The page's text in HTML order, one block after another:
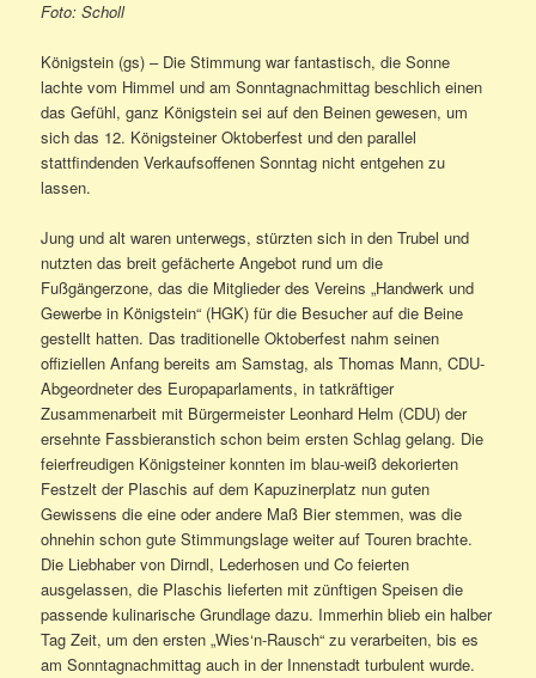
Foto: Scholl
Königstein (gs) – Die Stimmung war fantastisch, die Sonne
lachte vom Himmel und am Sonntagnachmittag beschlich einen
das Gefühl, ganz Königstein sei auf den Beinen gewesen, um
sich das 12. Königsteiner Oktoberfest und den parallel
stattfindenden Verkaufsoffenen Sonntag nicht entgehen zu
lassen.
Jung und alt waren unterwegs, stürzten sich in den Trubel und
nutzten das breit gefächerte Angebot rund um die
Fußgängerzone, das die Mitglieder des Vereins „Handwerk und
Gewerbe in Königstein“ (HGK) für die Besucher auf die Beine
gestellt hatten. Das traditionelle Oktoberfest nahm seinen
offiziellen Anfang bereits am Samstag, als Thomas Mann, CDU-
Abgeordneter des Europaparlaments, in tatkräftiger
Zusammenarbeit mit Bürgermeister Leonhard Helm (CDU) der
ersehnte Fassbieranstich schon beim ersten Schlag gelang. Die
feierfreudigen Königsteiner konnten im blau-weiß dekorierten
Festzelt der Plaschis auf dem Kapuzinerplatz nun guten
Gewissens die eine oder andere Maß Bier stemmen, was die
ohnehin schon gute Stimmungslage weiter auf Touren brachte.
Die Liebhaber von Dirndl, Lederhosen und Co feierten
ausgelassen, die Plaschis lieferten mit zünftigen Speisen die
passende kulinarische Grundlage dazu. Immerhin blieb ein halber
Tag Zeit, um den ersten „Wies‘n-Rausch“ zu verarbeiten, bis es
am Sonntagnachmittag auch in der Innenstadt turbulent wurde.